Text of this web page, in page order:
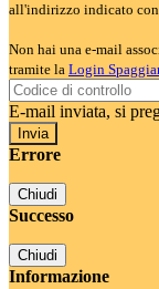
all'indirizzo indicato
Non hai una e-mail
tramite la Login
E-mail inviata, si
Errore
Chiudi
Successo
Chiudi
Informazione